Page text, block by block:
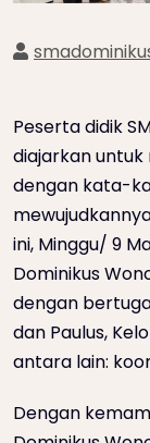
Peserta didik
diajarkan
dengan kata-
ini, Minggu/ 9
Dominikus
dengan
dan Paulus,
antara lain:
Dengan